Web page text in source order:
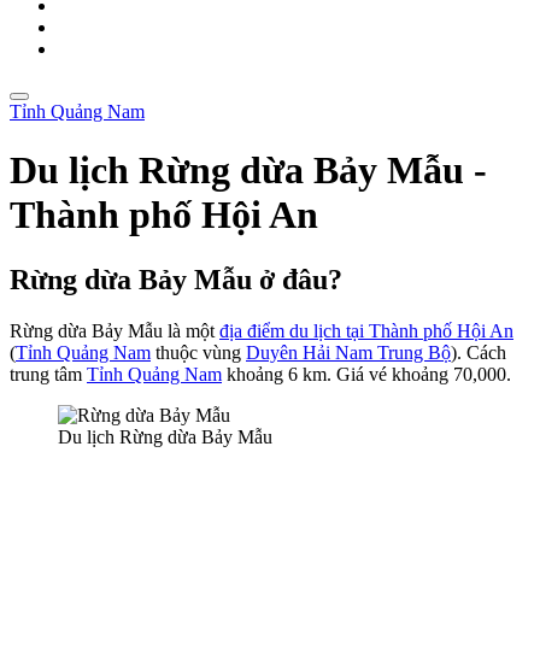
Tỉnh Quảng Nam
Du lịch Rừng dừa Bảy Mẫu -
Thành phố Hội An
Rừng dừa Bảy Mẫu ở đâu?
Rừng dừa Bảy Mẫu là một địa điểm du lịch tại Thành phố Hội An
(Tỉnh Quảng Nam thuộc vùng Duyên Hải Nam Trung Bộ). Cách
trung tâm Tỉnh Quảng Nam khoảng 6 km. Giá vé khoảng 70,000.
Du lịch Rừng dừa Bảy Mẫu